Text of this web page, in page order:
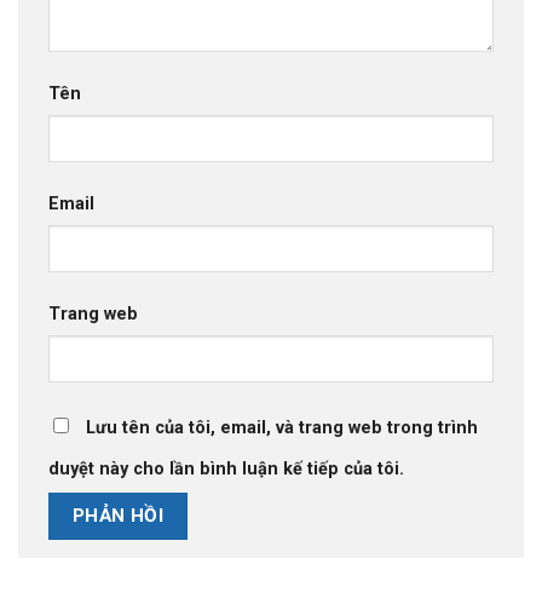
Tên
Email
Trang web
Lưu tên của tôi, email, và trang web trong trình
duyệt này cho lần bình luận kế tiếp của tôi.